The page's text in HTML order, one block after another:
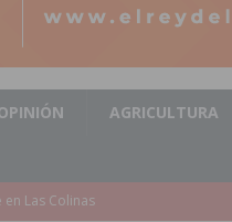
AGRICULTURA
Andreu